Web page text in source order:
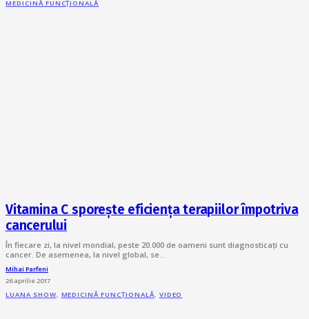
MEDICINĂ FUNCȚIONALĂ
Vitamina C sporește eficiența terapiilor împotriva
cancerului
În fiecare zi, la nivel mondial, peste 20.000 de oameni sunt diagnosticați cu
cancer. De asemenea, la nivel global, se…
Mihai Parfeni
26 aprilie 2017
LUANA SHOW, MEDICINĂ FUNCȚIONALĂ, VIDEO